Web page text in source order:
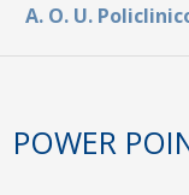
A. O. U.
Menu
POWER